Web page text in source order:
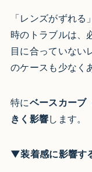
「レンズがずれ
時のトラブルは、
目に合っていない
のケースも少なく
特にベースカーブ
きく影響します。
▼装着感に影響す